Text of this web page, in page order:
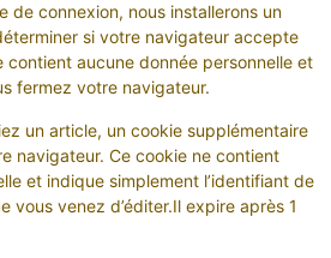
de connexion, nous installerons un
si votre navigateur accepte
contient aucune donnée personnelle et
fermez votre navigateur.
un article, un cookie supplémentaire
navigateur. Ce cookie ne contient
et indique simplement l’identifiant de
vous venez d’éditer.Il expire après 1